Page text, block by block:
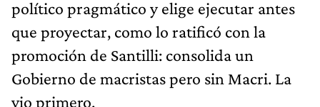
político pragmático y elige ejecutar antes
que proyectar, como lo ratificó con la
promoción de Santilli: consolida un
Gobierno de macristas pero sin Macri. La
vio primero.